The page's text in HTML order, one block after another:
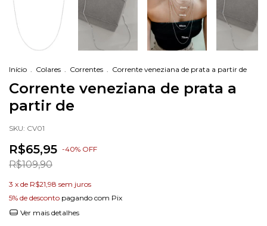
Início Colares Correntes Corrente veneziana de prata a partir de
Corrente veneziana de prata a
partir de
SKU: CV01
R$65,95 -40% OFF
R$109,90
3 x de R$21,98 sem juros
5% de desconto pagando com Pix
Ver mais detalhes